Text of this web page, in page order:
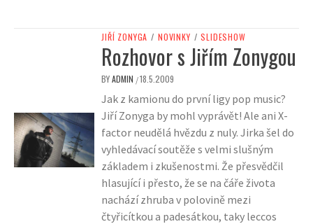
JIŘÍ ZONYGA / NOVINKY / SLIDESHOW
Rozhovor s Jiřím Zonygou
BYADMIN /18.5.2009
Jak z kamionu do první ligy pop music?
Jiří Zonyga by mohl vyprávět! Ale ani X-
factor neudělá hvězdu z nuly. Jirka šel do
vyhledávací soutěže s velmi slušným
základem i zkušenostmi. Že přesvědčil
hlasující i přesto, že se na čáře života
nachází zhruba v polovině mezi
čtyřicítkou a padesátkou, taky leccos